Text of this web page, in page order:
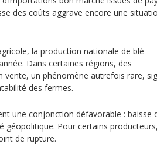
des coûts aggrave encore une
la production nationale de blé
Dans certaines régions, des
un phénomène autrefois rare,
des fermes.
une conjonction défavorable : baisse
géopolitique. Pour certains producteurs,
de rupture.